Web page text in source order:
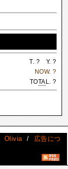
T. ? Y.?
NOW.?
TOTA L.?
Olivia /
広告につ